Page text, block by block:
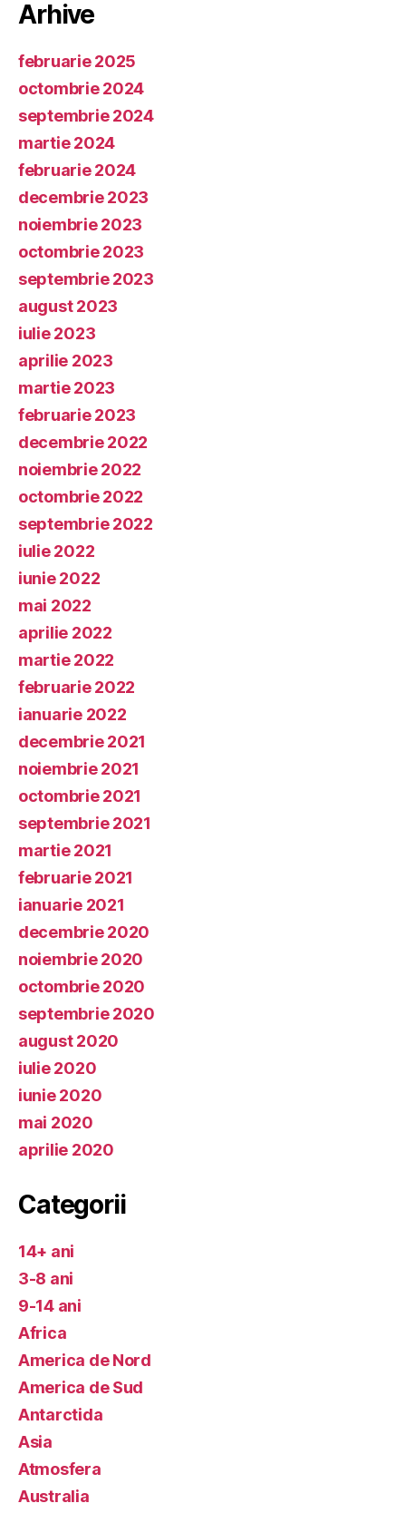
Arhive
februarie 2025
octombrie 2024
septembrie 2024
martie 2024
februarie 2024
decembrie 2023
noiembrie 2023
octombrie 2023
septembrie 2023
august 2023
iulie 2023
aprilie 2023
martie 2023
februarie 2023
decembrie 2022
noiembrie 2022
octombrie 2022
septembrie 2022
iulie 2022
iunie 2022
mai 2022
aprilie 2022
martie 2022
februarie 2022
ianuarie 2022
decembrie 2021
noiembrie 2021
octombrie 2021
septembrie 2021
martie 2021
februarie 2021
ianuarie 2021
decembrie 2020
noiembrie 2020
octombrie 2020
septembrie 2020
august 2020
iulie 2020
iunie 2020
mai 2020
aprilie 2020
Categorii
14+ ani
3-8 ani
9-14 ani
Africa
America de Nord
America de Sud
Antarctida
Asia
Atmosfera
Australia